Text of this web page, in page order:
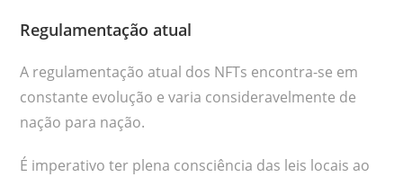
Regulamentação atual
A regulamentação atual dos NFTs encontra-se em
constante evolução e varia consideravelmente de
nação para nação.
É imperativo ter plena consciência das leis locais ao